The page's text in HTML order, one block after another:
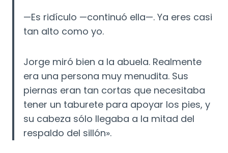
—Es ridículo —continuó ella—. Ya eres casi
tan alto como yo.
Jorge miró bien a la abuela. Realmente
era una persona muy menudita. Sus
piernas eran tan cortas que necesitaba
tener un taburete para apoyar los pies, y
su cabeza sólo llegaba a la mitad del
respaldo del sillón».